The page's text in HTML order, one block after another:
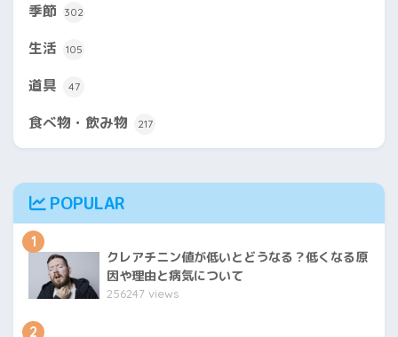
季節 302
生活 105
道具 47
食べ物・飲み物 217
POPULAR
1
クレアチニン値が低いとどうなる？低くなる原
因や理由と病気について
256247 views
2